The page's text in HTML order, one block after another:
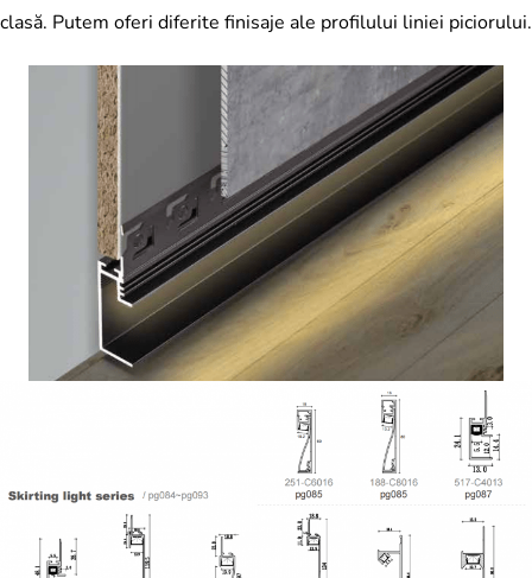
clasă. Putem oferi diferite finisaje ale profilului liniei piciorului.